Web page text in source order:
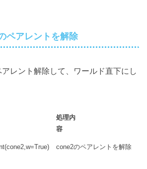
ペアレントを解除
レント解除して、ワールド直下にし
処理内
容
cone2のペアレントを解除